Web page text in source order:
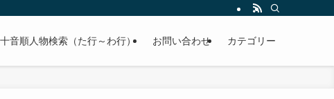
人の学歴や高校・大学の偏差値まで紹介していきます。
音順人物検索（た行～わ行） お問い合わせ カテゴリー